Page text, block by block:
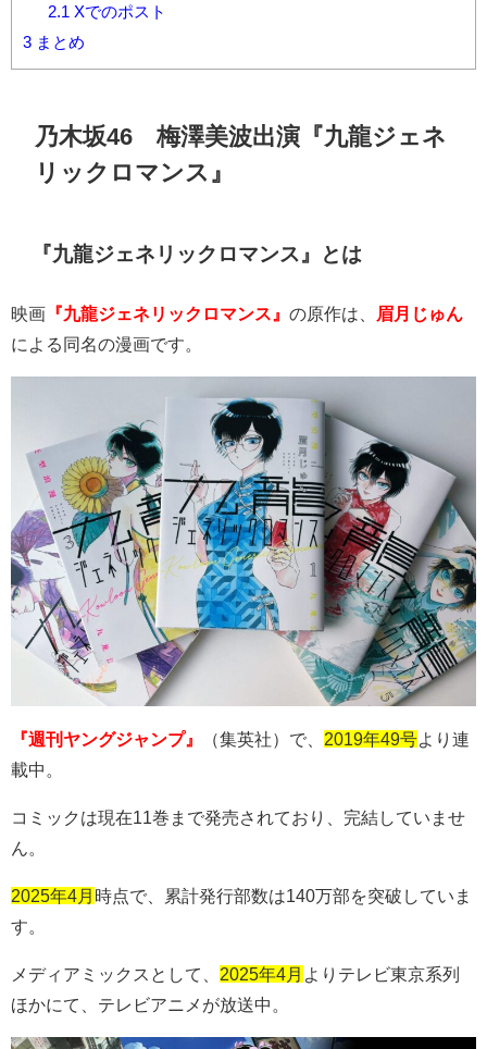
2.1 Xでのポスト
3 まとめ
乃木坂46 梅澤美波出演『九龍ジェネ
リックロマンス』
『九龍ジェネリックロマンス』とは
映画 『九龍ジェネリックロマンス』 の原作は、
眉月じゅん
による同名の漫画です。
『週刊ヤングジャンプ』 （集英社）で、 2019年49号 より連
載中。
コミックは現在11巻まで発売されており、完結していませ
ん。
2025年4月 時点で、累計発行部数は140万部を突破していま
す。
メディアミックスとして、 2025年4月 よりテレビ東京系列
ほかにて、テレビアニメが放送中。